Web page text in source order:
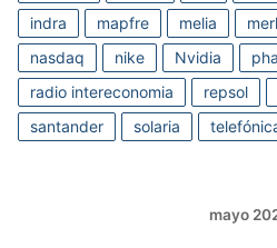
indra
mapfre melia
nasdaq
nike Nvidia
radio intereconomia
repsol
santander
solaria
mayo